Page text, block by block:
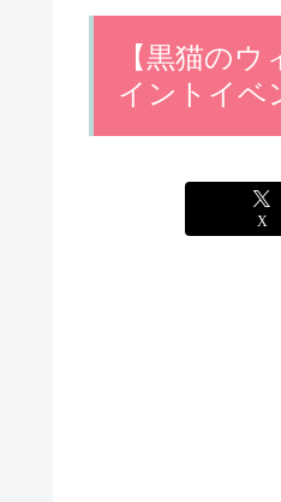
【黒猫の
イントイベ
X